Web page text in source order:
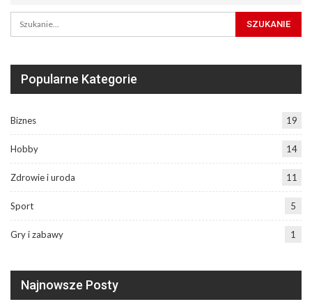
Popularne Kategorie
Biznes 19
Hobby 14
Zdrowie i uroda 11
Sport 5
Gry i zabawy 1
Najnowsze Posty